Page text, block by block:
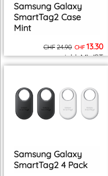
Samsung Galaxy
SmartTag2 Case
Mint
CHF24.90 CHF 13.30
inkl. MWST
zzgl. Versand
Samsung Galaxy
SmartTag2 4 Pack